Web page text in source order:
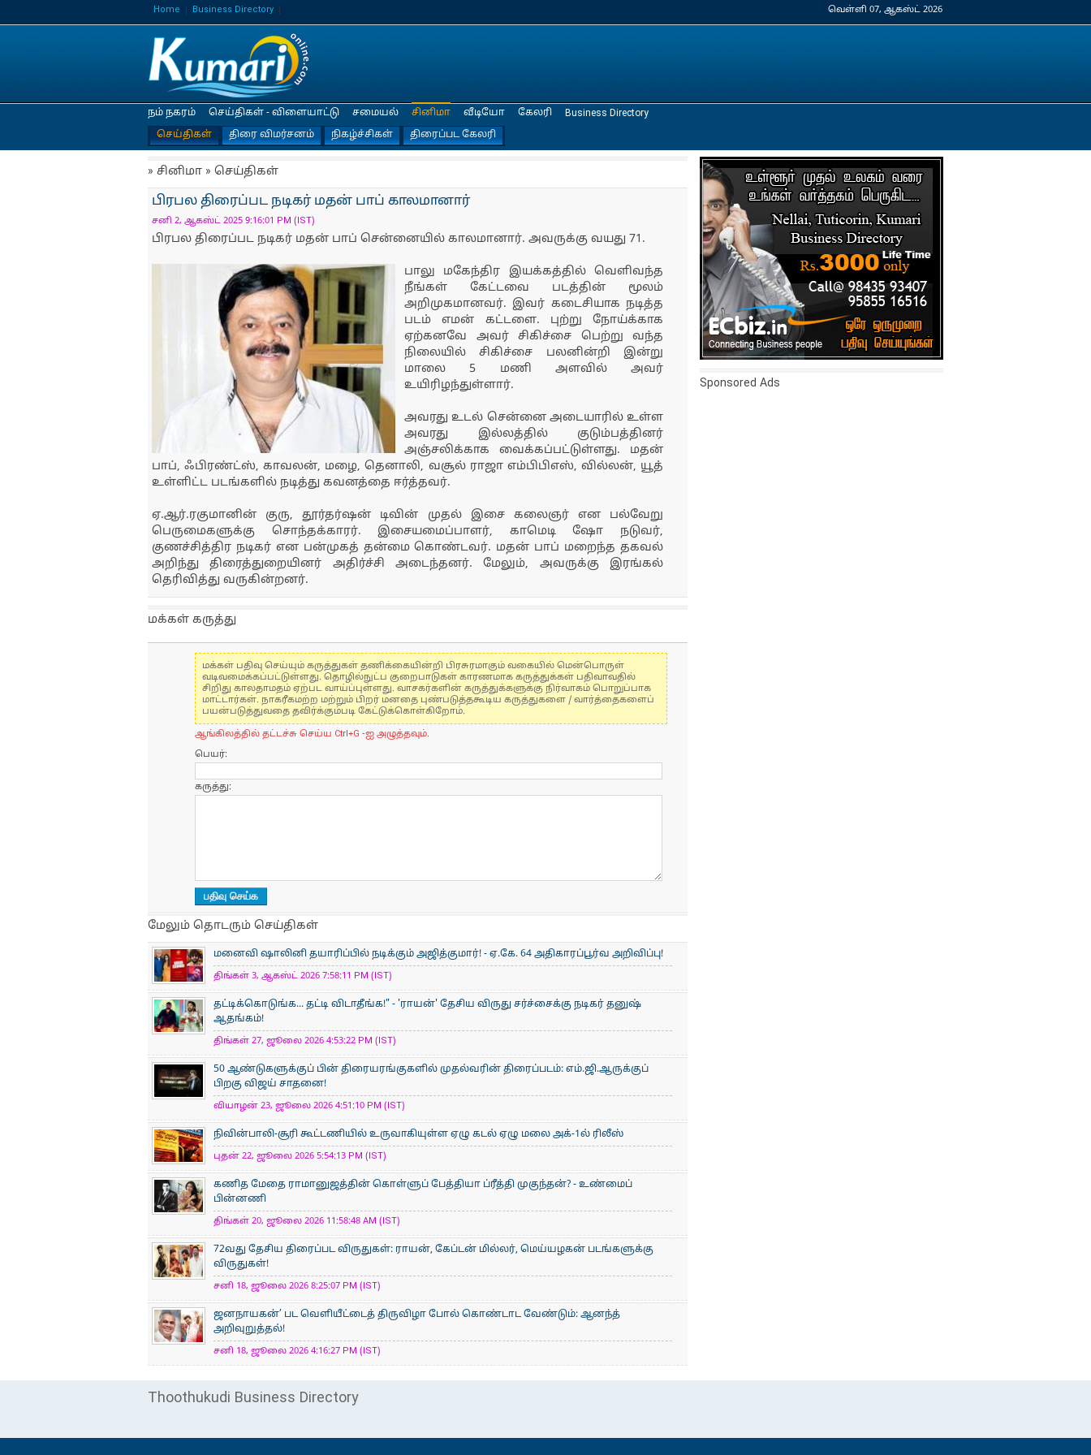
Home Business Directory வெள்ளி 07, ஆகஸ்ட் 2026
நம் நகரம் செய்திகள் - விளையாட்டு சமையல்
சினிமா
செய்திகள்
திரை விமர்சனம் நிகழ்ச்சிகள் திரைப்பட கேலரி
வீடியோ கேலரி Business Directory
» சினிமா » செய்திகள்
பிரபல திரைப்பட நடிகர் மதன் பாப் காலமானார்
சனி 2, ஆகஸ்ட் 2025 9:16:01 PM (IST)
பிரபல திரைப்பட நடிகர் மதன் பாப் சென்னையில் காலமானார். அவருக்கு வயது 71.
பாலு மகேந்திர இயக்கத்தில் வெளிவந்த
நீங்கள் கேட்டவை படத்தின் மூலம்
அறிமுகமானவர். இவர் கடைசியாக நடித்த
படம் எமன் கட்டளை. புற்று நோய்க்காக
ஏற்கனவே அவர் சிகிச்சை பெற்று வந்த
நிலையில் சிகிச்சை பலனின்றி இன்று
மாலை 5 மணி அளவில் அவர்
உயிரிழந்துள்ளார்.
அவரது உடல் சென்னை அடையாரில் உள்ள
அவரது இல்லத்தில் குடும்பத்தினர்
அஞ்சலிக்காக வைக்கப்பட்டுள்ளது. மதன்
பாப், ஃபிரண்ட்ஸ், காவலன், மழை, தெனாலி, வசூல் ராஜா எம்பிபிஎஸ், வில்லன், யூத்
உள்ளிட்ட படங்களில் நடித்து கவனத்தை ஈர்த்தவர்.
ஏ.ஆர்.ரகுமானின் குரு, தூர்தர்ஷன் டிவின் முதல் இசை கலைஞர் என பல்வேறு
பெருமைகளுக்கு சொந்தக்காரர். இசையமைப்பாளர், காமெடி ஷோ நடுவர்,
குணச்சித்திர நடிகர் என பன்முகத் தன்மை கொண்டவர். மதன் பாப் மறைந்த தகவல்
அறிந்து திரைத்துறையினர் அதிர்ச்சி அடைந்தனர். மேலும், அவருக்கு இரங்கல்
தெரிவித்து வருகின்றனர்.
மக்கள் கருத்து
மக்கள் பதிவு செய்யும் கருத்துகள் தணிக்கையின்றி பிரசுரமாகும் வகையில் மென்பொருள்
வடிவமைக்கப்பட்டுள்ளது. தொழில்நுட்ப குறைபாடுகள் காரணமாக கருத்துக்கள் பதிவாவதில்
சிறிது காலதாமதம் ஏற்பட வாய்ப்புள்ளது. வாசகர்களின் கருத்துக்களுக்கு நிர்வாகம் பொறுப்பாக
மாட்டார்கள். நாகரீகமற்ற மற்றும் பிறர் மனதை புண்படுத்தகூடிய கருத்துகளை / வார்த்தைகளைப்
பயன்படுத்துவதை தவிர்க்கும்படி கேட்டுக்கொள்கிறோம்.
ஆங்கிலத்தில் தட்டச்சு செய்ய Ctrl+G -ஐ அழுத்தவும்.
பெயர்:
கருத்து:
மேலும் தொடரும் செய்திகள்
மனைவி ஷாலினி தயாரிப்பில் நடிக்கும் அஜித்குமார்! - ஏ.கே. 64 அதிகாரப்பூர்வ அறிவிப்பு!
திங்கள் 3, ஆகஸ்ட் 2026 7:58:11 PM (IST)
தட்டிக்கொடுங்க... தட்டி விடாதீங்க!" - 'ராயன்' தேசிய விருது சர்ச்சைக்கு நடிகர் தனுஷ்
ஆதங்கம்!
திங்கள் 27, ஜூலை 2026 4:53:22 PM (IST)
50 ஆண்டுகளுக்குப் பின் திரையரங்குகளில் முதல்வரின் திரைப்படம்: எம்.ஜி.ஆருக்குப்
பிறகு விஜய் சாதனை!
வியாழன் 23, ஜூலை 2026 4:51:10 PM (IST)
நிவின்பாலி-சூரி கூட்டணியில் உருவாகியுள்ள ஏழு கடல் ஏழு மலை அக்-1ல் ரிலீஸ்
புதன் 22, ஜூலை 2026 5:54:13 PM (IST)
கணித மேதை ராமானுஜத்தின் கொள்ளுப் பேத்தியா ப்ரீத்தி முகுந்தன்? - உண்மைப்
பின்னணி
திங்கள் 20, ஜூலை 2026 11:58:48 AM (IST)
72வது தேசிய திரைப்பட விருதுகள்: ராயன், கேப்டன் மில்லர், மெய்யழகன் படங்களுக்கு
விருதுகள்!
சனி 18, ஜூலை 2026 8:25:07 PM (IST)
ஜனநாயகன்’ பட வெளியீட்டைத் திருவிழா போல் கொண்டாட வேண்டும்: ஆனந்த்
அறிவுறுத்தல்!
சனி 18, ஜூலை 2026 4:16:27 PM (IST)
Sponsored Ads
Thoothukudi Business Directory